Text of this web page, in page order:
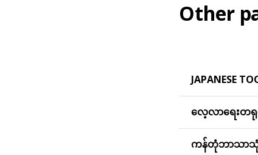
Other
JAPANESE
လေ့လာရေးတရု
ကန်တုံဘာသာသုံ